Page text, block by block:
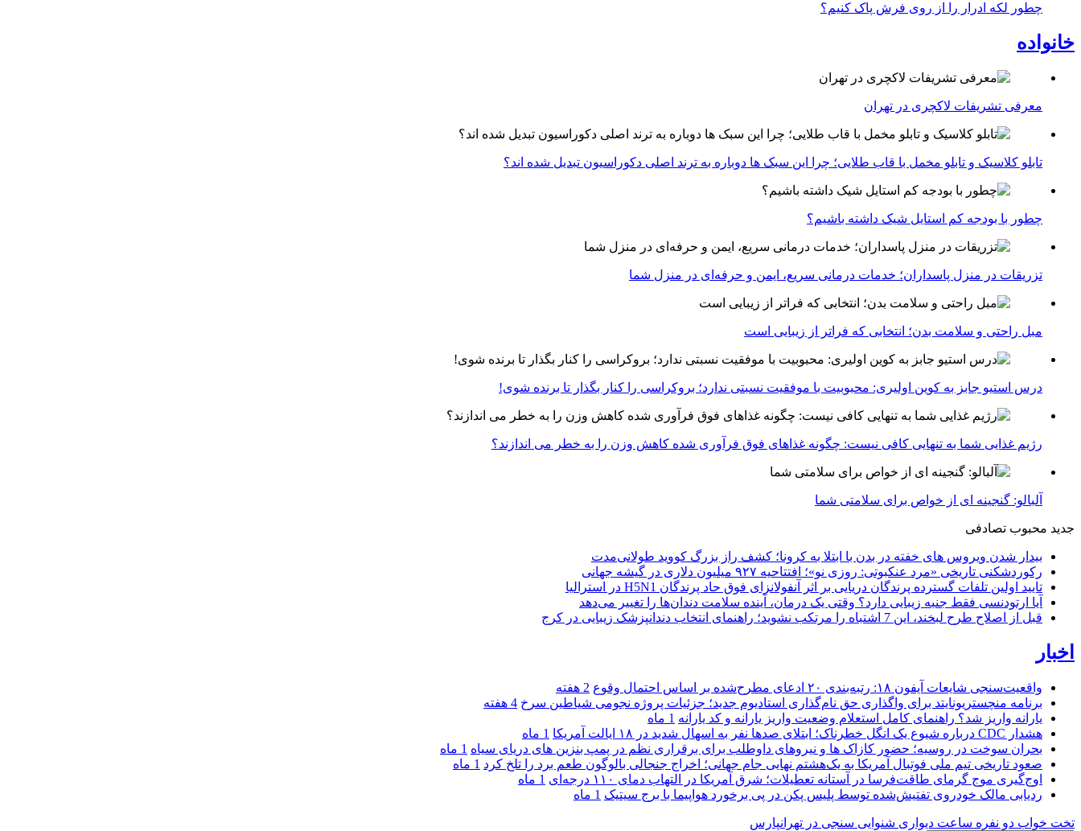
چطور لکه ادرار را از روی فرش پاک کنیم؟
خانواده
معرفی تشریفات لاکچری در تهران
تابلو کلاسیک و تابلو مخمل با قاب طلایی؛ چرا این سبک ها دوباره به ترند اصلی دکوراسیون تبدیل شده اند؟
چطور با بودجه کم استایل شیک داشته باشیم؟
تزریقات در منزل پاسداران؛ خدمات درمانی سریع، ایمن و حرفه‌ای در منزل شما
مبل راحتی و سلامت بدن؛ انتخابی که فراتر از زیبایی است
درس استیو جابز به کوین اولیری: محبوبیت با موفقیت نسبتی ندارد؛ بروکراسی را کنار بگذار تا برنده شوی!
رژیم غذایی شما به تنهایی کافی نیست: چگونه غذاهای فوق فرآوری شده کاهش وزن را به خطر می اندازند؟
آلبالو: گنجینه ای از خواص برای سلامتی شما
جدید محبوب تصادفی
بیدار شدن ویروس‌ های خفته در بدن با ابتلا به کرونا؛ کشف راز بزرگ کووید طولانی‌مدت
رکوردشکنی تاریخی «مرد عنکبوتی: روزی نو»؛ افتتاحیه ۹۲۷ میلیون دلاری در گیشه جهانی
تایید اولین تلفات گسترده پرندگان دریایی بر اثر آنفولانزای فوق حاد پرندگان H5N1 در استرالیا
آیا ارتودنسی فقط جنبه زیبایی دارد؟ وقتی یک درمان، آینده سلامت دندان‌ها را تغییر می‌دهد
قبل از اصلاح طرح لبخند، این 7 اشتباه را مرتکب نشوید؛ راهنمای انتخاب دندانپزشک زیبایی در کرج
اخبار
واقعیت‌سنجی شایعات آیفون ۱۸: رتبه‌بندی ۲۰ ادعای مطرح‌شده بر اساس احتمال وقوع
2 هفته
برنامه منچستریونایتد برای واگذاری حق نام‌گذاری استادیوم جدید؛ جزئیات پروژه نجومی شیاطین سرخ 4 هفته
یارانه واریز شد؟ راهنمای کامل استعلام وضعیت واریز یارانه و کد یارانه 1 ماه
هشدار CDC درباره شیوع یک انگل خطرناک؛ ابتلای صدها نفر به اسهال شدید در ۱۸ ایالت آمریکا
1 ماه
بحران سوخت در روسیه؛ حضور کازاک‌ ها و نیروهای داوطلب برای برقراری نظم در پمپ بنزین‌ های دریای سیاه 1 ماه
صعود تاریخی تیم ملی فوتبال آمریکا به یک‌هشتم نهایی جام جهانی؛ اخراج جنجالی بالوگون طعم برد را تلخ کرد 1 ماه
اوج‌گیری موج گرمای طاقت‌فرسا در آستانه تعطیلات؛ شرق آمریکا در التهاب دمای ۱۱۰ درجه‌ای
1 ماه
ردیابی مالک خودروی تفتیش‌شده توسط پلیس پکن در پی برخورد هواپیما با برج سیتیک 1 ماه
تخت خواب دو نفره ساعت دیواری شنوایی سنجی در تهرانپارس